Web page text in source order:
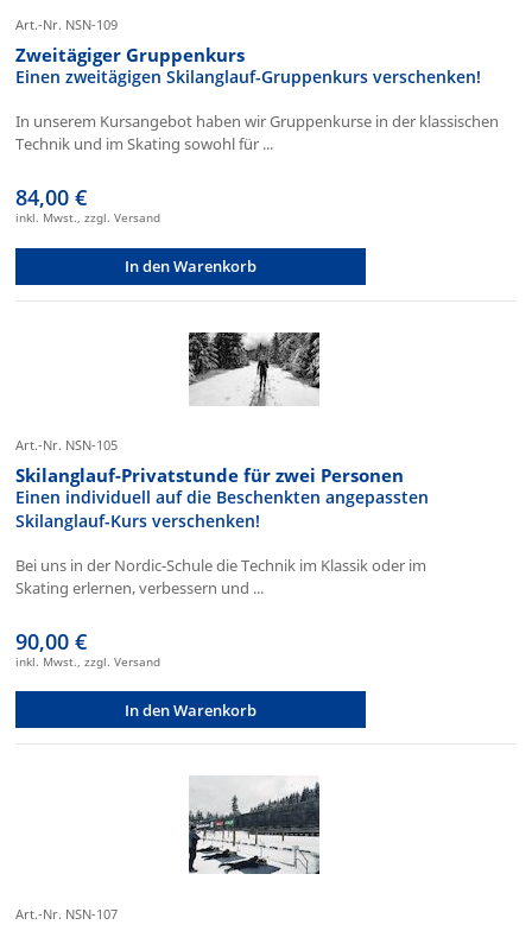
Art.-Nr. NSN-109
Zweitägiger Gruppenkurs
Einen zweitägigen Skilanglauf-Gruppenkurs verschenken!
In unserem Kursangebot haben wir Gruppenkurse in der klassischen
Technik und im Skating sowohl für ...
84,00 €
inkl. Mwst., zzgl. Versand
In den Warenkorb
Art.-Nr. NSN-105
Skilanglauf-Privatstunde für zwei Personen
Einen individuell auf die Beschenkten angepassten
Skilanglauf-Kurs verschenken!
Bei uns in der Nordic-Schule die Technik im Klassik oder im
Skating erlernen, verbessern und ...
90,00 €
inkl. Mwst., zzgl. Versand
In den Warenkorb
Art.-Nr. NSN-107